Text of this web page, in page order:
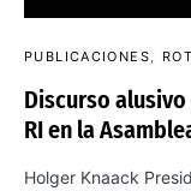
PUBLICACIONES
Discurso
RI en la
Holger Knaack